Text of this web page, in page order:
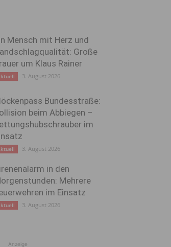
Mensch mit Herz und
Große
um Klaus Rainer
3. August 2026
Bundesstraße:
beim Abbiegen –
im
3. August 2026
in den
Mehrere
im Einsatz
3. August 2026
Anzeige